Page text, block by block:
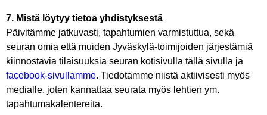
7. Mistä löytyy tietoa yhdistyksestä
Päivitämme jatkuvasti, tapahtumien varmistuttua, sekä
seuran omia että muiden Jyväskylä-toimijoiden järjestämiä
kiinnostavia tilaisuuksia seuran kotisivulla tällä sivulla ja
facebook-sivullamme. Tiedotamme niistä aktiivisesti myös
medialle, joten kannattaa seurata myös lehtien ym.
tapahtumakalentereita.